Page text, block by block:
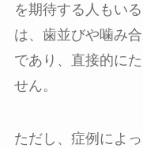
を期待する人もい
は、歯並びや噛み
であり、直接的に
せん。
ただし、症例によ